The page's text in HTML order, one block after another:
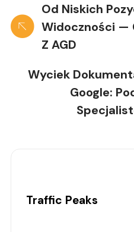
Od Niskich
Widoczności —
Z AGD
Wyciek
Google:
Traffic Peaks